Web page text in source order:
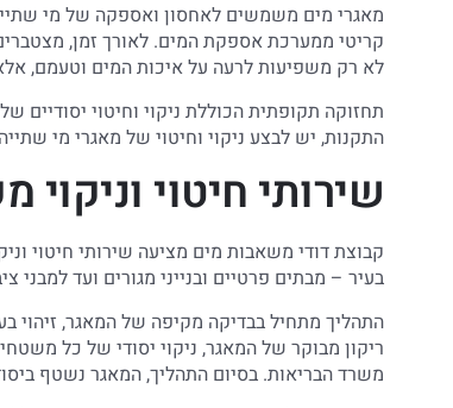
מאגרי מים משמשים לאחסון ואספקה של מי
קריטי ממערכת אספקת המים. לאורך זמן,
לא רק משפיעות לרעה על איכות המים וטעמם, אלא
תחזוקה תקופתית הכוללת ניקוי וחיטוי
התקנות, יש לבצע ניקוי וחיטוי של מאגרי מי
שירותי חיטוי
קבוצת דודי משאבות מים מציעה שירותי חיטוי
בעיר – מבתים פרטיים ובנייני מגורים ועד למבני
התהליך מתחיל בבדיקה מקיפה של המאגר, זיהוי
ריקון מבוקר של המאגר, ניקוי יסודי של כל
משרד הבריאות. בסיום התהליך, המאגר נשטף